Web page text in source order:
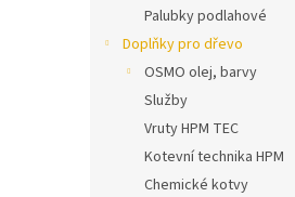
Palubky podlahové
Doplňky pro dřevo
OSMO olej, barvy
Služby
Vruty HPM TEC
Kotevní technika HPM
Chemické kotvy